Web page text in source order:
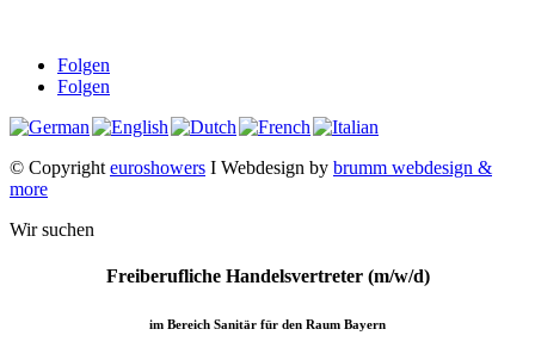
Folgen
Folgen
© Copyright euroshowers I Webdesign by brumm webdesign &
more
Wir suchen
Freiberufliche Handelsvertreter (m/w/d)
im Bereich Sanitär für den Raum Bayern